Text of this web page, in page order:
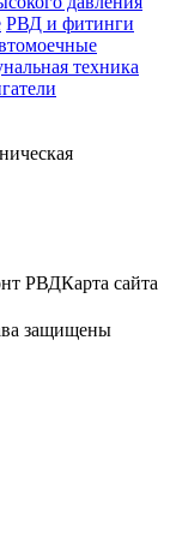
РВД и фитинги
техника
РВДКарта сайта
защищены